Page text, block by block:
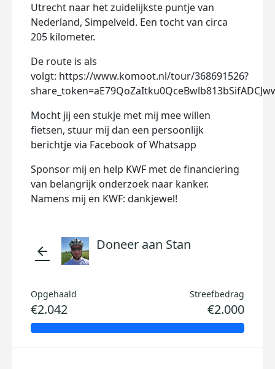
Utrecht naar het zuidelijkste puntje van
Nederland, Simpelveld. Een tocht van circa
205 kilometer.
De route is als
volgt: https://www.komoot.nl/tour/368691526?
Mocht jij een stukje met mij mee willen
fietsen, stuur mij dan een persoonlijk
berichtje via Facebook of Whatsapp
Sponsor mij en help KWF met de financiering
van belangrijk onderzoek naar kanker.
Namens mij en KWF: dankjewel!
arrow_back Doneer aan Stan
Opgehaald
€2.042
Streefbedrag
€2.000